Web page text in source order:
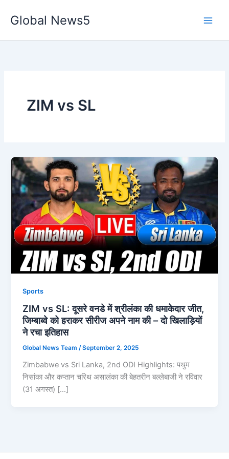
Global News5
ZIM vs SL
Sports
ZIM vs SL: दूसरे वनडे में श्रीलंका की धमाकेदार जीत,
जिम्बाब्वे को हराकर सीरीज अपने नाम की – दो खिलाड़ियों
ने रचा इतिहास
Global News Team/September 2, 2025
Zimbabwe vs Sri Lanka, 2nd ODI Highlights: पथुम
निसांका और कप्तान चरिथ असालंका की बेहतरीन बल्लेबाजी ने रविवार
(31 अगस्त) […]